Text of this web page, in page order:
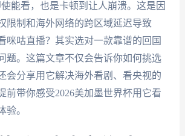
能看，也是卡顿到让人崩溃。这是因
限制和海外网络的跨区域延迟导致
咪咕直播？其实选对一款靠谱的回国
题。这篇文章不仅会告诉你如何挑选
会分享用它解决海外看剧、看央视的
前带你感受2026美加墨世界杯用它看
验。